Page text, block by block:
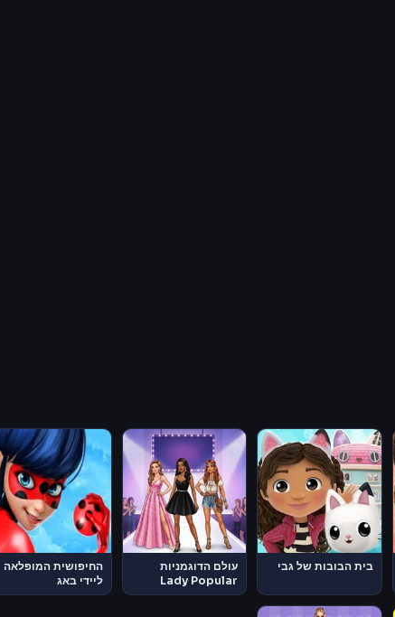
בית הבובות של גבי
עולם הדוגמניות
Lady Popular
החיפושית המופלאה
ליידי באג
Miraculous